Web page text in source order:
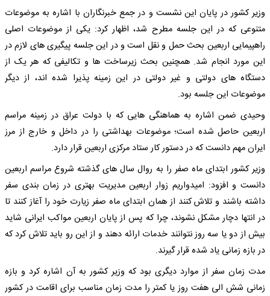
وزیر کشور در پایان این نشست و در جمع خبرنگاران با اشاره به موضوعات
متنوعی که در این جلسه مطرح شد، اظهار کرد: یکی از موضوعات اصلی
راهپیمایی اربعین بحث حمل و نقل است و در این جلسه پیگیری های لازم در
این مورد انجام شد. همچنین بحث زیرساخت ها و تکالیفی که هر یک از
دستگاه های دولتی و غیر دولتی در این زمینه پذیرا شده اند، از دیگر
موضوعات این جلسه بود.
وحیدی ضمن اشاره به هماهنگی هایی که با دولت عراق در زمینه مراسم
اربعین حاصل شده است؛ موضوعات بهداشتی را در داخل و خارج از مرز
ایران مهم دانست که در دستور کار ستاد مرکزی اربعین قرار دارد.
وزیر کشور ابتدای ماه صفر را به روال سال های گذشته شروع مراسم اربعین
دانست و افزود: امیدواریم زوار اربعین مدیریت بهتری در زمان بندی سفر
داشته باشند و تلاش کنند از همان ابتدای ماه صفر زیارت خود را آغاز کنند تا
در انتها دچار مشکل نشوند، چرا که پس از پایان اربعین مواکب ایرانی شاید
بیش از دو یا سه روز نتوانند خدمات ارائه دهند و از این رو باید تلاش کرد که
در بازه زمانی یاد شده قرار گیرند.
مدت زمان سفر از موارد دیگری بود که وزیر کشور به آن اشاره کرد و بازه
زمانی شش الی هفت روز یا کمتر را مدت زمان مناسب برای اقامت در کشور